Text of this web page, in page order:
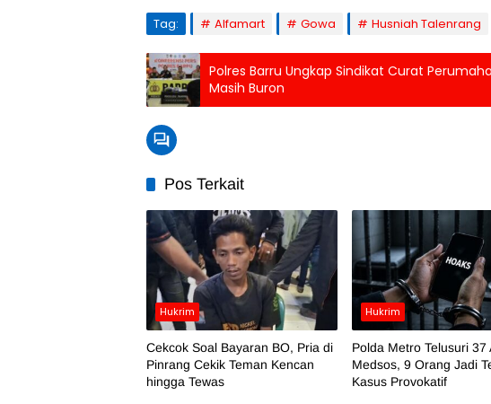
Tag: Alfamart Gowa Husniah Talenrang
Polres Barru Ungkap Sindikat Curat
Masih Buron
Pos Terkait
Hukrim
Cekcok Soal Bayaran BO, Pria di
Pinrang Cekik Teman Kencan
hingga Tewas
Hukrim
Polda Metro Telusuri 37
Medsos, 9 Orang Jadi
Kasus Provokatif